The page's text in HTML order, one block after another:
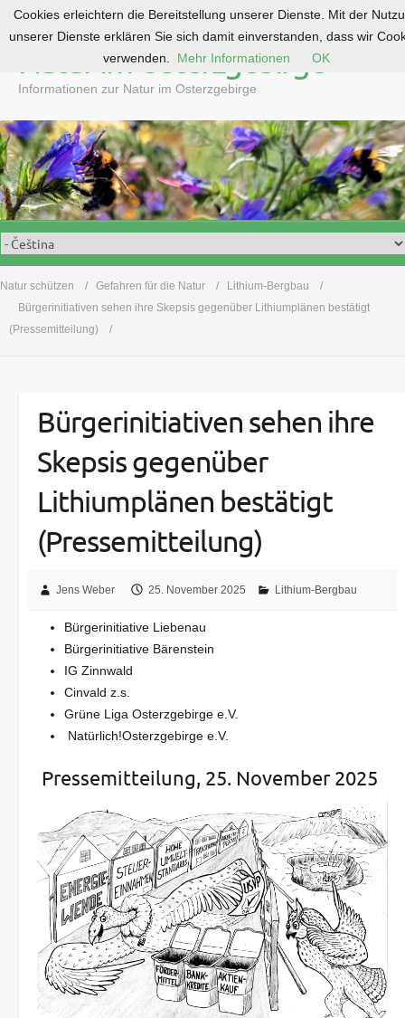
o
c
o
n
t
e
n
Natur im Osterzgebirge
Informationen zur Natur im Osterzgebirge
Natur schützen Gefahren für die Natur
Lithium-Bergbau
Bürgerinitiativen sehen ihre Skepsis gegenüber Lithiumplänen bestätigt
(Pressemitteilung)
Bürgerinitiativen sehen ihre
Skepsis gegenüber
Lithiumplänen bestätigt
(Pressemitteilung)
Jens Weber 25. November 2025 Lithium-Bergbau
Bürgerinitiative Liebenau
Bürgerinitiative Bärenstein
IG Zinnwald
Cinvald z.s.
Grüne Liga Osterzgebirge e.V.
Natürlich!Osterzgebirge e.V.
Pressemitteilung, 25. November 2025
Cookies erleichtern die Bereitstellung unserer Dienste. Mit der
unserer Dienste erklären Sie sich damit einverstanden, dass wir
verwenden.
Mehr Informationen OK